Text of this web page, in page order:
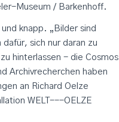
Museum / Barkenhoff.
knapp. „Bilder sind
sich nur daran zu
hinterlassen - die Cosmos
Archivrecherchen haben
an Richard Oelze
WELT---OELZE